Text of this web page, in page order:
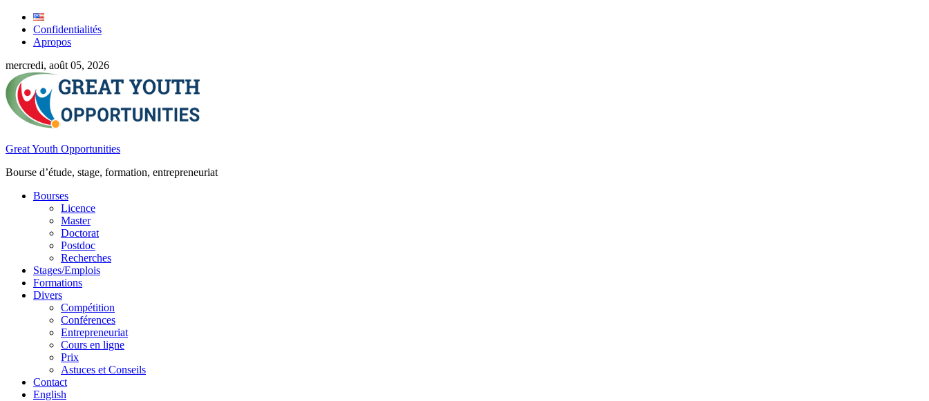
Confidentialités
Apropos
mercredi, août 05, 2026
Great Youth Opportunities
Bourse d’étude, stage, formation, entrepreneuriat
Bourses
Licence
Master
Doctorat
Postdoc
Recherches
Stages/Emplois
Formations
Divers
Compétition
Conférences
Entrepreneuriat
Cours en ligne
Prix
Astuces et Conseils
Contact
English